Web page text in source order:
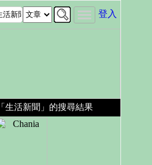
登入
「生活新聞」的搜尋結果